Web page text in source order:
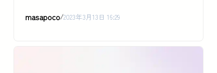
masapoco/2023年3月13日 16:29